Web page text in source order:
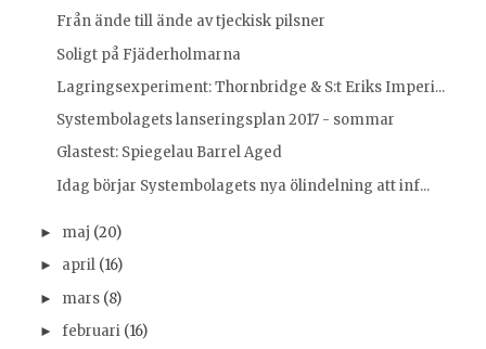
Från ände till ände av tjeckisk pilsner
Soligt på Fjäderholmarna
Lagringsexperiment: Thornbridge & S:t Eriks Imperi...
Systembolagets lanseringsplan 2017 - sommar
Glastest: Spiegelau Barrel Aged
Idag börjar Systembolagets nya ölindelning att inf...
► maj (20)
► april (16)
► mars (8)
► februari (16)